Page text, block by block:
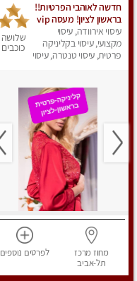
חדשה לאוהבי הפרטיות!!
בראשון לציון! מעסה vip
מפנקת בקליניקה פרטית
לחלוטין!!! לבד! לרציניים
בלבד! מומלץ!
עיסוי אירוודה, עיסוי
מקצועי, עיסוי בקליניקה
פרטית, עיסוי טנטרה, עיסוי
שלושה
כוכבים
מחוז מרכז
תל-אביב
לפרטים נוספים